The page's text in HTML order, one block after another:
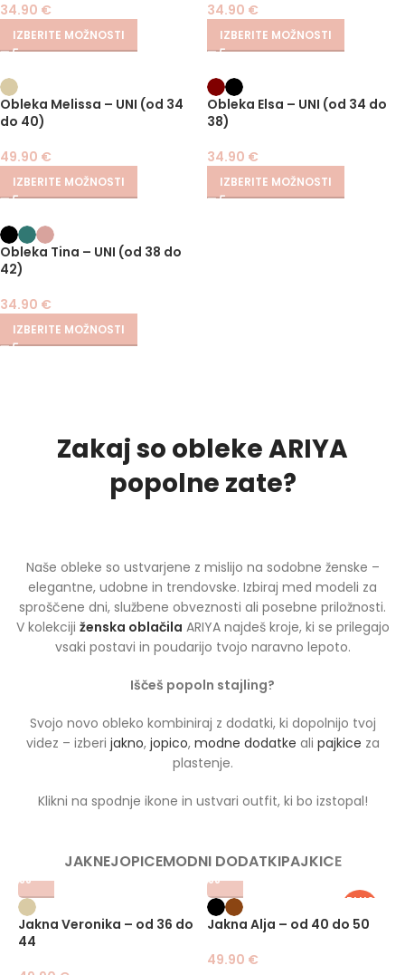
34.90 €
IZBERITE MOŽNOSTI
34.90 €
IZBERITE MOŽNOSTI
Obleka Melissa – UNI (od 34
do 40)
49.90 €
IZBERITE MOŽNOSTI
Obleka Elsa – UNI (od 34 do
38)
34.90 €
IZBERITE MOŽNOSTI
Obleka Tina – UNI (od 38 do
42)
34.90 €
IZBERITE MOŽNOSTI
Zakaj so obleke ARIYA
popolne zate?
Naše obleke so ustvarjene z mislijo na sodobne ženske –
elegantne, udobne in trendovske. Izbiraj med modeli za
sproščene dni, službene obveznosti ali posebne priložnosti.
V kolekciji ženska oblačila ARIYA najdeš kroje, ki se prilegajo
vsaki postavi in poudarijo tvojo naravno lepoto.
Iščeš popoln stajling?
Svojo novo obleko kombiniraj z dodatki, ki dopolnijo tvoj
videz – izberi jakno, jopico, modne dodatke ali pajkice za
plastenje.
Klikni na spodnje ikone in ustvari outfit, ki bo izstopal!
JAKNEJOPICEMODNI DODATKIPAJKICE
Jakna Veronika – od 36 do
44
PLUS
Jakna Alja – od 40 do 50
49.90 €